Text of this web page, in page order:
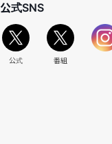
公式SNS
公式 番組